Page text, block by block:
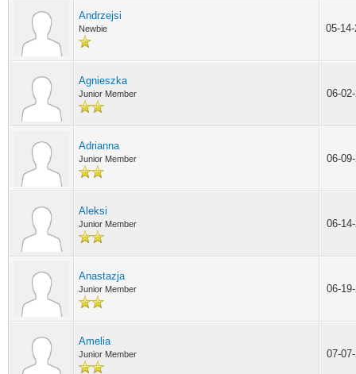
Andrzejsi
Newbie 05-
Agnieszka
Junior Member 06-
Adrianna
Junior Member 06-
Aleksi
Junior Member 06-
Anastazja
Junior Member 06-
Amelia
Junior Member 07-